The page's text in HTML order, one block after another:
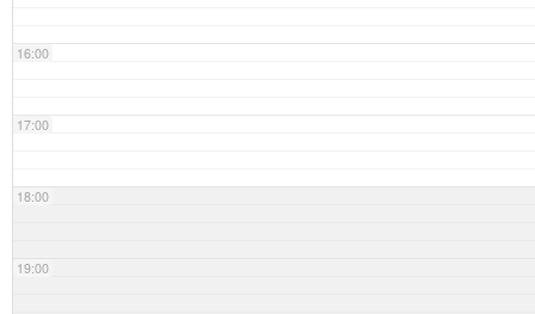
16:00
17:00
18:00
19:00